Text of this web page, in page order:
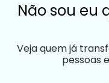
Não sou eu
Veja quem já
pessoas